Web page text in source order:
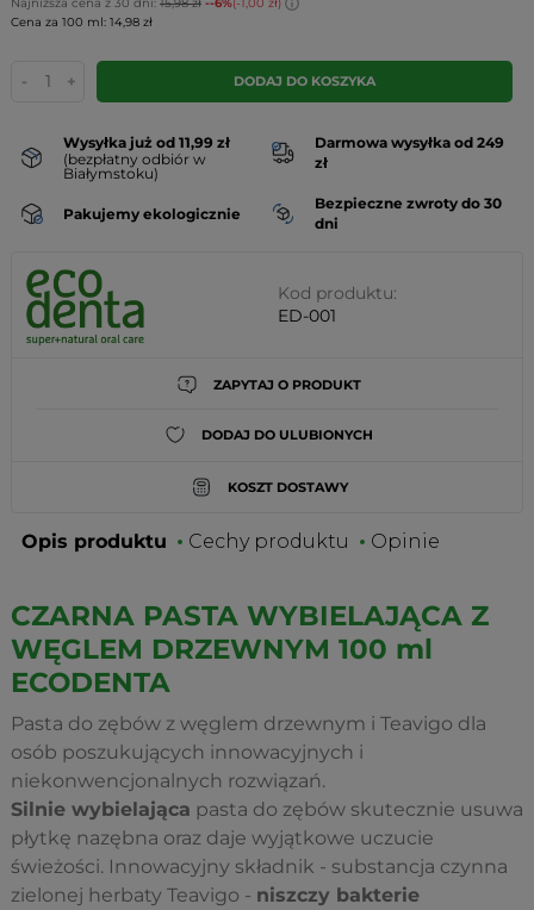
Cena za 100 ml: 14,98 zł
- + DODAJ DO KOSZYKA
Wysyłka już od 11,99 zł
(bezpłatny odbiór w
Białymstoku)
Darmowa wysyłka od 249
zł
Pakujemy ekologicznie
Bezpieczne zwroty do 30
dni
Kod produktu:
ED-001
ZAPYTAJ O PRODUKT
DODAJ DO ULUBIONYCH
KOSZT DOSTAWY
Opis produktu Cechy produktu Opinie
CZARNA PASTA WYBIELAJĄCA Z
WĘGLEM DRZEWNYM 100 ml
ECODENTA
Pasta do zębów z węglem drzewnym i Teavigo dla
osób poszukujących innowacyjnych i
niekonwencjonalnych rozwiązań.
Silnie wybielająca pasta do zębów skutecznie usuwa
płytkę nazębna oraz daje wyjątkowe uczucie
świeżości. Innowacyjny składnik - substancja czynna
zielonej herbaty Teavigo - niszczy bakterie